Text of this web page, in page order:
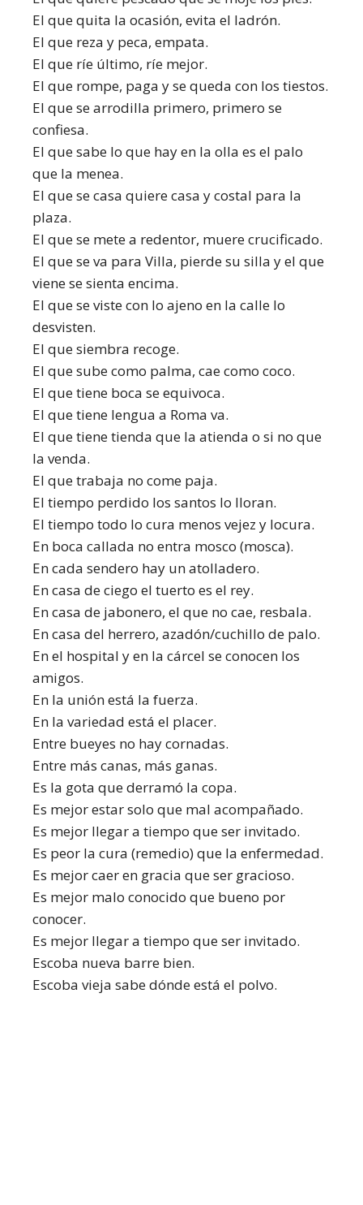
El que quita la ocasión, evita el ladrón.
El que reza y peca, empata.
El que ríe último, ríe mejor.
El que rompe, paga y se queda con los tiestos.
El que se arrodilla primero, primero se
confiesa.
El que sabe lo que hay en la olla es el palo
que la menea.
El que se casa quiere casa y costal para la
plaza.
El que se mete a redentor, muere crucificado.
El que se va para Villa, pierde su silla y el que
viene se sienta encima.
El que se viste con lo ajeno en la calle lo
desvisten.
El que siembra recoge.
El que sube como palma, cae como coco.
El que tiene boca se equivoca.
El que tiene lengua a Roma va.
El que tiene tienda que la atienda o si no que
la venda.
El que trabaja no come paja.
El tiempo perdido los santos lo lloran.
El tiempo todo lo cura menos vejez y locura.
En boca callada no entra mosco (mosca).
En cada sendero hay un atolladero.
En casa de ciego el tuerto es el rey.
En casa de jabonero, el que no cae, resbala.
En casa del herrero, azadón/cuchillo de palo.
En el hospital y en la cárcel se conocen los
amigos.
En la unión está la fuerza.
En la variedad está el placer.
Entre bueyes no hay cornadas.
Entre más canas, más ganas.
Es la gota que derramó la copa.
Es mejor estar solo que mal acompañado.
Es mejor llegar a tiempo que ser invitado.
Es peor la cura (remedio) que la enfermedad.
Es mejor caer en gracia que ser gracioso.
Es mejor malo conocido que bueno por
conocer.
Es mejor llegar a tiempo que ser invitado.
Escoba nueva barre bien.
Escoba vieja sabe dónde está el polvo.